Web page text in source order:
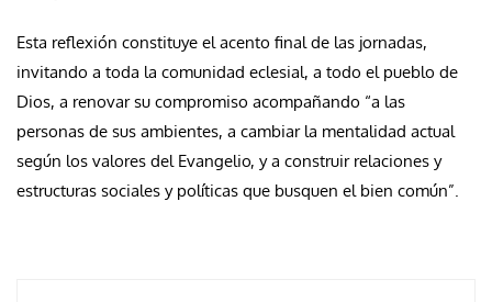
Esta reflexión constituye el acento final de las jornadas,
invitando a toda la comunidad eclesial, a todo el pueblo de
Dios, a renovar su compromiso acompañando “a las
personas de sus ambientes, a cambiar la mentalidad actual
según los valores del Evangelio, y a construir relaciones y
estructuras sociales y políticas que busquen el bien común”.